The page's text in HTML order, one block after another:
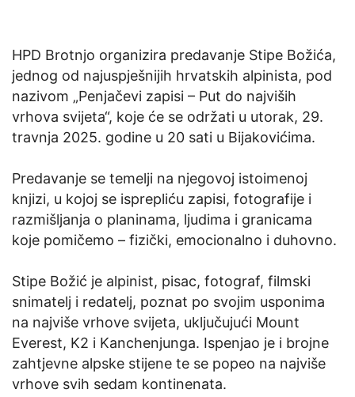
HPD Brotnjo organizira predavanje Stipe Božića,
jednog od najuspješnijih hrvatskih alpinista, pod
nazivom „Penjačevi zapisi – Put do najviših
vrhova svijeta“, koje će se održati u utorak, 29.
travnja 2025. godine u 20 sati u Bijakovićima.
Predavanje se temelji na njegovoj istoimenoj
knjizi, u kojoj se isprepliću zapisi, fotografije i
razmišljanja o planinama, ljudima i granicama
koje pomičemo – fizički, emocionalno i duhovno.
Stipe Božić je alpinist, pisac, fotograf, filmski
snimatelj i redatelj, poznat po svojim usponima
na najviše vrhove svijeta, uključujući Mount
Everest, K2 i Kanchenjunga. Ispenjao je i brojne
zahtjevne alpske stijene te se popeo na najviše
vrhove svih sedam kontinenata.